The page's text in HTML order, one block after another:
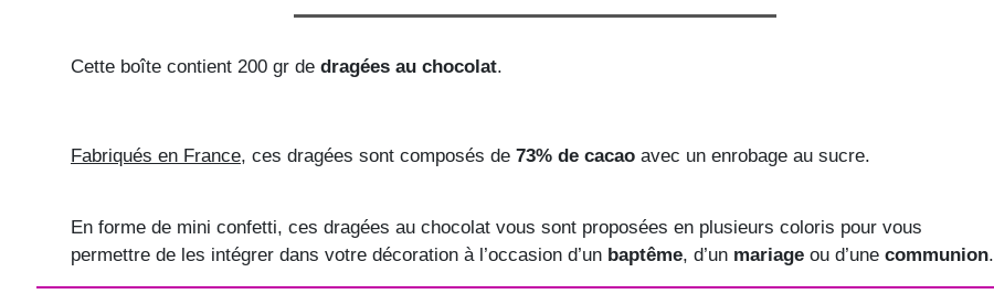
PRÉHISTOIRE ROME
WESTERN
Cette boîte contient 200 gr de dragées au chocolat.
Fabriqués en France, ces dragées sont composés de 73% de cacao avec un enrobage au sucre.
En forme de mini confetti, ces dragées au chocolat vous sont proposées en plusieurs coloris pour vous
permettre de les intégrer dans votre décoration à l’occasion d’un baptême, d’un mariage ou d’une communion.